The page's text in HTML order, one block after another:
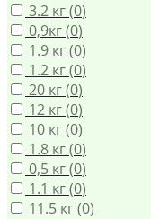
3.2 кг (0)
0,9кг (0)
1.9 кг (0)
1.2 кг (0)
20 кг (0)
12 кг (0)
10 кг (0)
1.8 кг (0)
0,5 кг (0)
1.1 кг (0)
11.5 кг (0)